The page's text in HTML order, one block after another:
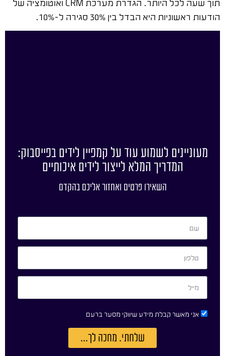
הודעות ראשוניות היא הבדל בין 30% סגירה ל-10%.
מעוניינים לשמוע עוד על קמפיין לידים בפייסבוק:
המדריך המלא לייצור לידים איכותיים
השאירו פרטים ואחזור אליכם בהקדם
אני מאשר קבלת מידע שיווקי מסער ברעם
שלחתי. מחכה לך...